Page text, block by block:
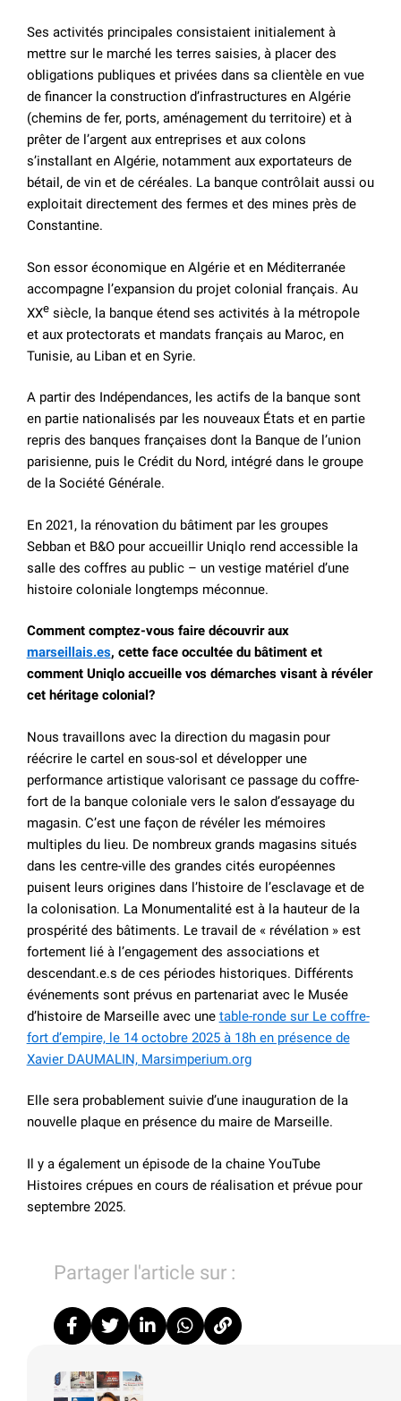
Partager l'article sur :
Ses activités principales consistaient initialement à
mettre sur le marché les terres saisies, à placer des
obligations publiques et privées dans sa clientèle en vue
de financer la construction d’infrastructures en Algérie
(chemins de fer, ports, aménagement du territoire) et à
prêter de l’argent aux entreprises et aux colons
s’installant en Algérie, notamment aux exportateurs de
bétail, de vin et de céréales. La banque contrôlait aussi ou
exploitait directement des fermes et des mines près de
Constantine.
Son essor économique en Algérie et en Méditerranée
accompagne l’expansion du projet colonial français. Au
XXesiècle, la banque étend ses activités à la métropole
et aux protectorats et mandats français au Maroc, en
Tunisie, au Liban et en Syrie.
A partir des Indépendances, les actifs de la banque sont
en partie nationalisés par les nouveaux États et en partie
repris des banques françaises dont la Banque de l’union
parisienne, puis le Crédit du Nord, intégré dans le groupe
de la Société Générale.
En 2021, la rénovation du bâtiment par les groupes
Sebban et B&O pour accueillir Uniqlo rend accessible la
salle des coffres au public – un vestige matériel d’une
histoire coloniale longtemps méconnue.
Comment comptez-vous faire découvrir aux
marseillais.es, cette face occultée du bâtiment et
comment Uniqlo accueille vos démarches visant à révéler
cet héritage colonial?
Nous travaillons avec la direction du magasin pour
réécrire le cartel en sous-sol et développer une
performance artistique valorisant ce passage du coffre-
fort de la banque coloniale vers le salon d’essayage du
magasin. C’est une façon de révéler les mémoires
multiples du lieu. De nombreux grands magasins situés
dans les centre-ville des grandes cités européennes
puisent leurs origines dans l’histoire de l’esclavage et de
la colonisation. La Monumentalité est à la hauteur de la
prospérité des bâtiments. Le travail de « révélation » est
fortement lié à l’engagement des associations et
descendant.e.s de ces périodes historiques. Différents
événements sont prévus en partenariat avec le Musée
d’histoire de Marseille avec une table-ronde sur Le coffre-
fort d’empire, le 14 octobre 2025 à 18h en présence de
Xavier DAUMALIN, Marsimperium.org
Elle sera probablement suivie d’une inauguration de la
nouvelle plaque en présence du maire de Marseille.
Il y a également un épisode de la chaine YouTube
Histoires crépues en cours de réalisation et prévue pour
septembre 2025.